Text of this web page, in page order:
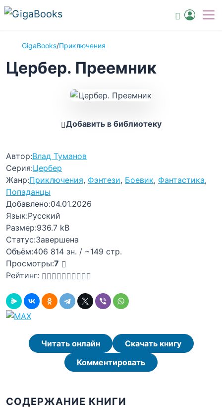
GigaBooks/Приключения
Цербер. Преемник
Добавить в библиотеку
Автор:Влад Туманов
Серия:Цербер
Жанр:Приключения, Фэнтези, Боевик, Фантастика,
Попаданцы
Добавлено:04.01.2026
Язык:Русский
Размер:936.7 kB
Статус:Завершена
Объём:406 814 зн. / ~149 стр.
Просмотры:7
Рейтинг:
Читать онлайн
Скачать книгу
Комментировать
СОДЕРЖАНИЕ КНИГИ